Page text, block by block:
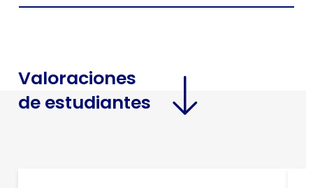
Valoraciones
de estudiantes